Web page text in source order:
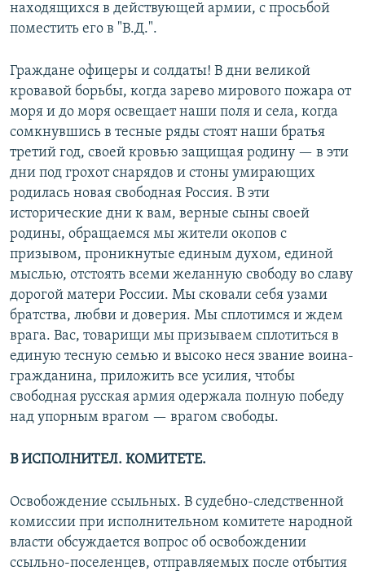
находящихся в действующей армии, с просьбой
поместить его в "В.Д.".
Граждане офицеры и солдаты! В дни великой
кровавой борьбы, когда зарево мирового пожара от
моря и до моря освещает наши поля и села, когда
сомкнувшись в тесные ряды стоят наши братья
третий год, своей кровью защищая родину — в эти
дни под грохот снарядов и стоны умирающих
родилась новая свободная Россия. В эти
исторические дни к вам, верные сыны своей
родины, обращаемся мы жители окопов с
призывом, проникнутые единым духом, единой
мыслью, отстоять всеми желанную свободу во славу
дорогой матери России. Мы сковали себя узами
братства, любви и доверия. Мы сплотимся и ждем
врага. Вас, товарищи мы призываем сплотиться в
единую тесную семью и высоко неся звание воина-
гражданина, приложить все усилия, чтобы
свободная русская армия одержала полную победу
над упорным врагом — врагом свободы.
В ИСПОЛНИТЕЛ. КОМИТЕТЕ.
Освобождение ссыльных. В судебно-следственной
комиссии при исполнительном комитете народной
власти обсуждается вопрос об освобождении
ссыльно-поселенцев, отправляемых после отбытия